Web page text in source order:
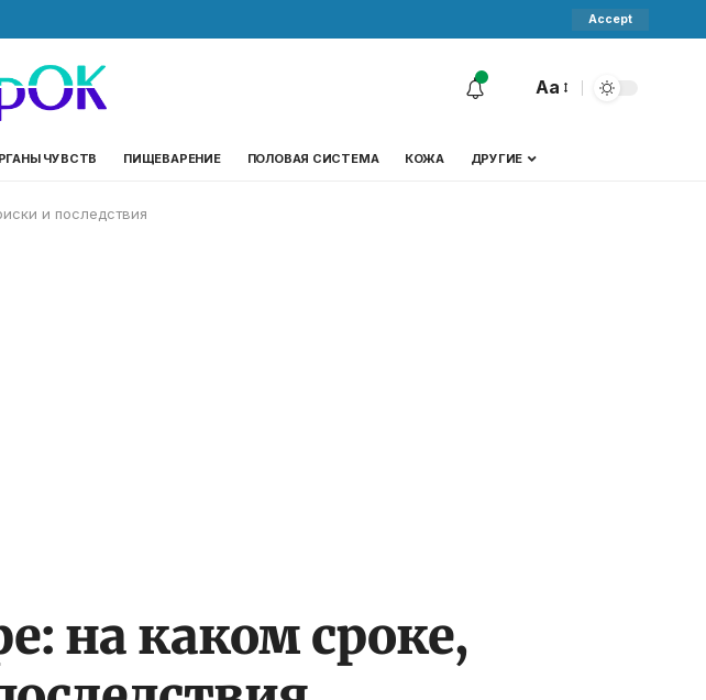
Accept
Aa
ЧУВСТВ ПИЩЕВАРЕНИЕ ПОЛОВАЯ СИСТЕМА КОЖА ДРУГИЕ
и последствия
на каком сроке,